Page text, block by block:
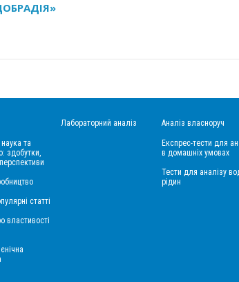
та
здобутки,
статті
властивості
Лабораторний аналіз Аналіз власноруч
Експрес-тести для
в домашніх умовах
Тести для аналізу
рідин